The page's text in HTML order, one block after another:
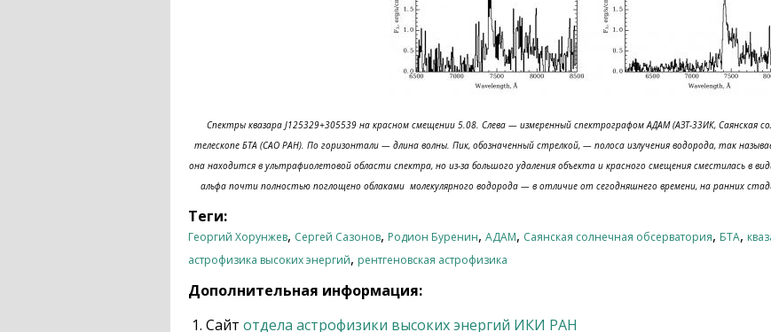
Спектры квазара J125329+305539 на красном смещении 5.08. Слева — измеренный спектрографом АДАМ (АЗТ-33ИК, Саянская
телескопе БТА (САО РАН). По горизонтали — длина волны. Пик, обозначенный стрелкой, — полоса излучения водорода, так
она находится в ультрафиолетовой области спектра, но из-за большого удаления объекта и красного смещения сместилась в
альфа почти полностью поглощено облаками молекулярного водорода — в отличие от сегодняшнего времени, на ранних
Теги:
Георгий Хорунжев, Сергей Сазонов, Родион Буренин, АДАМ, Саянская солнечная обсерватория, БТА,
астрофизика высоких энергий, рентгеновская астрофизика
Дополнительная информация:
Сайт отдела астрофизики высоких энергий ИКИ РАН